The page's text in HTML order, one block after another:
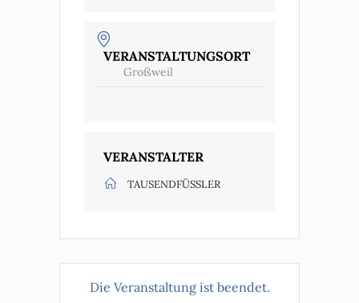
VERANSTALTUNGSORT
Großweil
VERANSTALTER
TAUSENDFÜSSLER
Die Veranstaltung ist beendet.